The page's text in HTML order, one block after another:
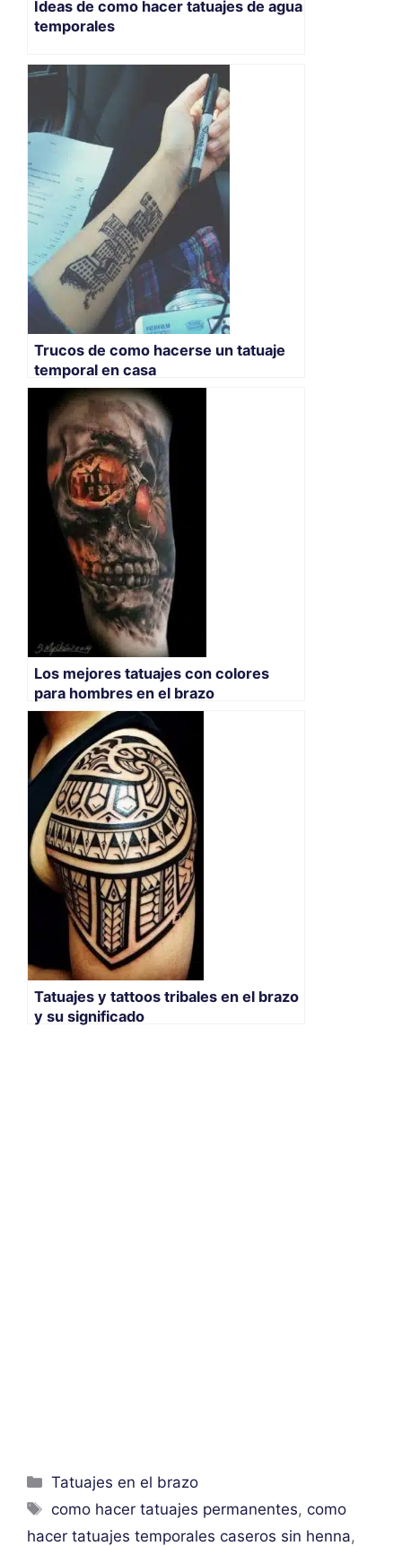
Ideas de como hacer tatuajes de agua
temporales
Trucos de como hacerse un tatuaje
temporal en casa
Los mejores tatuajes con colores
para hombres en el brazo
Tatuajes y tattoos tribales en el brazo
y su significado
Categorías
Tatuajes en el brazo
Etiquetas
como hacer tatuajes permanentes,como
hacer tatuajes temporales caseros sin henna,